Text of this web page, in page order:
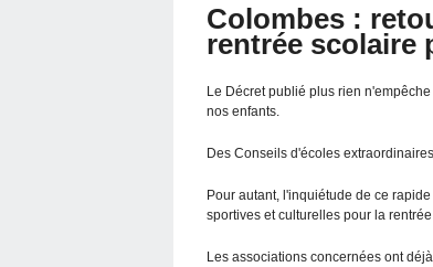
Colombes :
rentrée scolaire
Le Décret publié plus rien
nos enfants.
Des Conseils d'écoles
Pour autant, l'inquiétude de ce
sportives et culturelles pour la
Les associations concernées ont